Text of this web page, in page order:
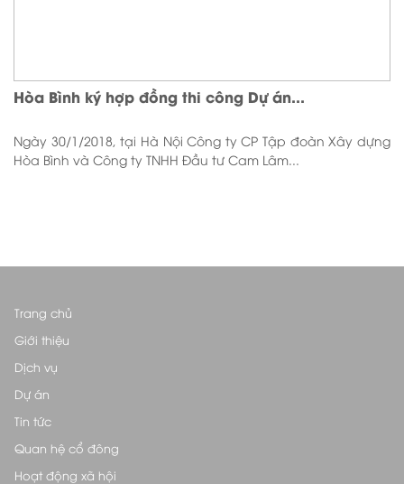
Hòa Bình ký hợp đồng thi công Dự án...
Ngày 30/1/2018, tại Hà Nội Công ty CP Tập đoàn Xây dựng
Hòa Bình và Công ty TNHH Đầu tư Cam Lâm...
Trang chủ
Giới thiệu
Dịch vụ
Dự án
Tin tức
Quan hệ cổ đông
Hoạt động xã hội